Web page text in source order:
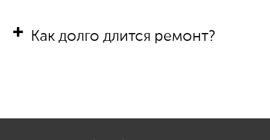
Как долго длится ремонт?